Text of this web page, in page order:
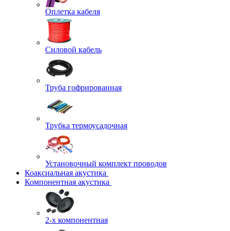
Оплетка кабеля
Силовой кабель
Труба гофрированная
Трубка термоусадочная
Установочный комплект проводов
Коаксиальная акустика
Компонентная акустика
2-х компонентная